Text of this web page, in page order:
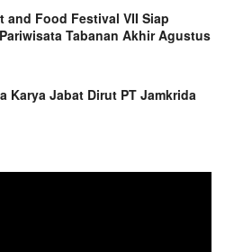
and Food Festival VII Siap
Tabanan Akhir Agustus
Karya Jabat Dirut PT Jamkrida